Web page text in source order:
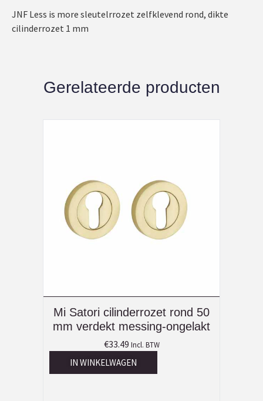
JNF Less is more sleutelrrozet zelfklevend rond, dikte
cilinderrozet 1 mm
Gerelateerde producten
Mi Satori cilinderrozet rond 50
mm verdekt messing-ongelakt
€33.49 Incl. BTW
IN WINKELWAGEN